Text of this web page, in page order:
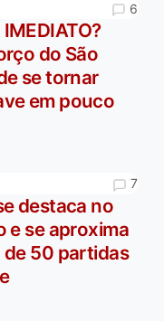
6
do São
se tornar
em pouco
7
destaca no
e se aproxima
de 50 partidas